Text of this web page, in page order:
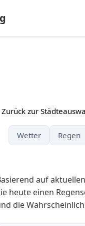
zur
Wetter Regen
auf
heute einen
die